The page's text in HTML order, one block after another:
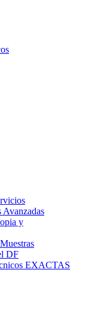
Avanzadas
y
DF
EXACTAS